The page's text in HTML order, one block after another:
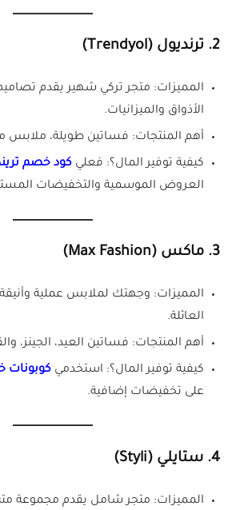
2. ترنديول (Trendyol)
المميزات: متجر تركي شهير يقدم
الأذواق والميزانيات.
أهم المنتجات: فساتين طويلة، ملابس
كيفية توفير المال؟: فعلي كود خصم
العروض الموسمية والتخفيضات
3. ماكس (Max Fashion)
المميزات: وجهتك لملابس عملية
العائلة.
أهم المنتجات: فساتين العيد، الجينز،
كيفية توفير المال؟: استخدمي
على تخفيضات إضافية.
4. ستايلي (Styli)
المميزات: متجر شامل يقدم مجموعة